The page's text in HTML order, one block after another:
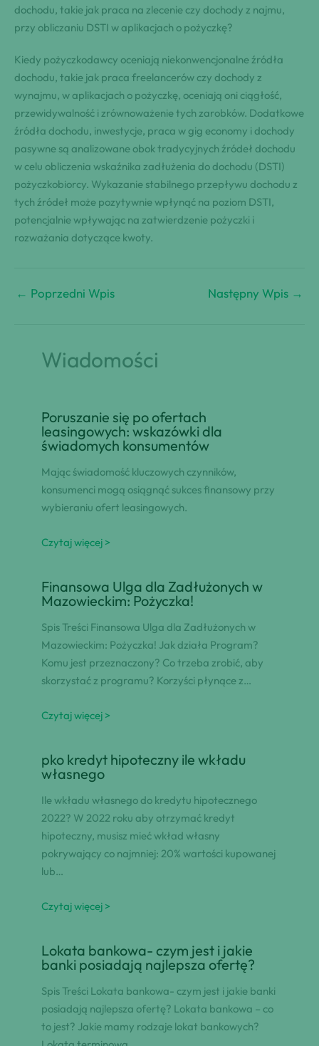
dochodu, takie jak praca na zlecenie czy dochody z najmu,
przy obliczaniu DSTI w aplikacjach o pożyczkę?
Kiedy pożyczkodawcy oceniają niekonwencjonalne źródła
dochodu, takie jak praca freelancerów czy dochody z
wynajmu, w aplikacjach o pożyczkę, oceniają oni ciągłość,
przewidywalność i zrównoważenie tych zarobków. Dodatkowe
źródła dochodu, inwestycje, praca w gig economy i dochody
pasywne są analizowane obok tradycyjnych źródeł dochodu
w celu obliczenia wskaźnika zadłużenia do dochodu (DSTI)
pożyczkobiorcy. Wykazanie stabilnego przepływu dochodu z
tych źródeł może pozytywnie wpłynąć na poziom DSTI,
potencjalnie wpływając na zatwierdzenie pożyczki i
rozważania dotyczące kwoty.
← Poprzedni Wpis Następny Wpis →
Wiadomości
Poruszanie się po ofertach
leasingowych: wskazówki dla
świadomych konsumentów
Mając świadomość kluczowych czynników,
konsumenci mogą osiągnąć sukces finansowy przy
wybieraniu ofert leasingowych.
Czytaj więcej >
Finansowa Ulga dla Zadłużonych w
Mazowieckim: Pożyczka!
Spis Treści Finansowa Ulga dla Zadłużonych w
Mazowieckim: Pożyczka! Jak działa Program?
Komu jest przeznaczony? Co trzeba zrobić, aby
skorzystać z programu? Korzyści płynące z…
Czytaj więcej >
pko kredyt hipoteczny ile wkładu
własnego
Ile wkładu własnego do kredytu hipotecznego
2022? W 2022 roku aby otrzymać kredyt
hipoteczny, musisz mieć wkład własny
pokrywający co najmniej: 20% wartości kupowanej
lub…
Czytaj więcej >
Lokata bankowa- czym jest i jakie
banki posiadają najlepsza ofertę?
Spis Treści Lokata bankowa- czym jest i jakie banki
posiadają najlepsza ofertę? Lokata bankowa – co
to jest? Jakie mamy rodzaje lokat bankowych?